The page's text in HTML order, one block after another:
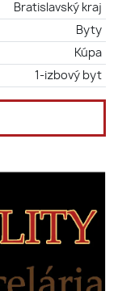
Bratislavský kraj
Byty
Kúpa
1-izbový byt